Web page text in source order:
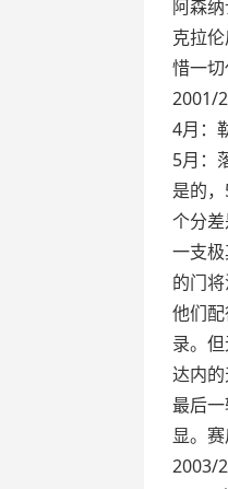
阿森
克拉
惜一
2001/
4月：
5月：
是的
个分
一支
的门将
他们
录。
达内
最后
显。
2003/